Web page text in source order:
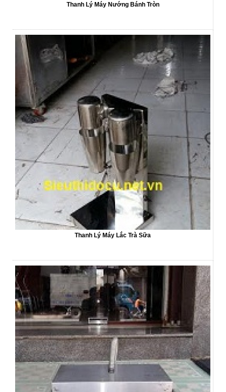
Thanh Lý Máy Nướng Bánh Tròn
Thanh Lý Máy Lắc Trà Sữa